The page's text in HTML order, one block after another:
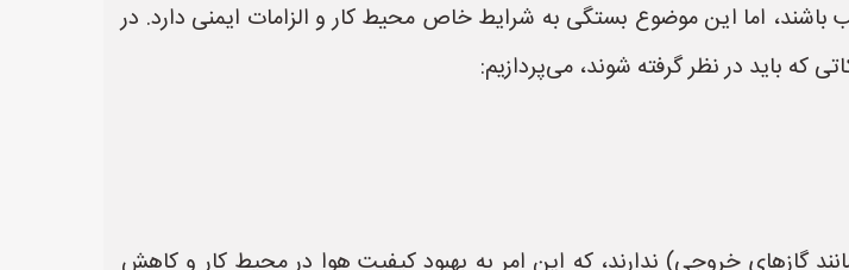
باشند، اما این موضوع بستگی به شرایط خاص محیط کار و الزامات ایمنی دارد. در
که باید در نظر گرفته شوند، می‌پردازیم:
گازهای خروجی) ندارند، که این امر به بهبود کیفیت هوا در محیط کار و کاهش